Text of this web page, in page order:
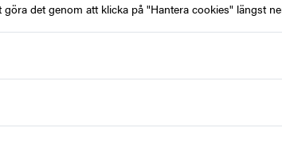
det genom att klicka på "Hantera cookies" längst
600 kr